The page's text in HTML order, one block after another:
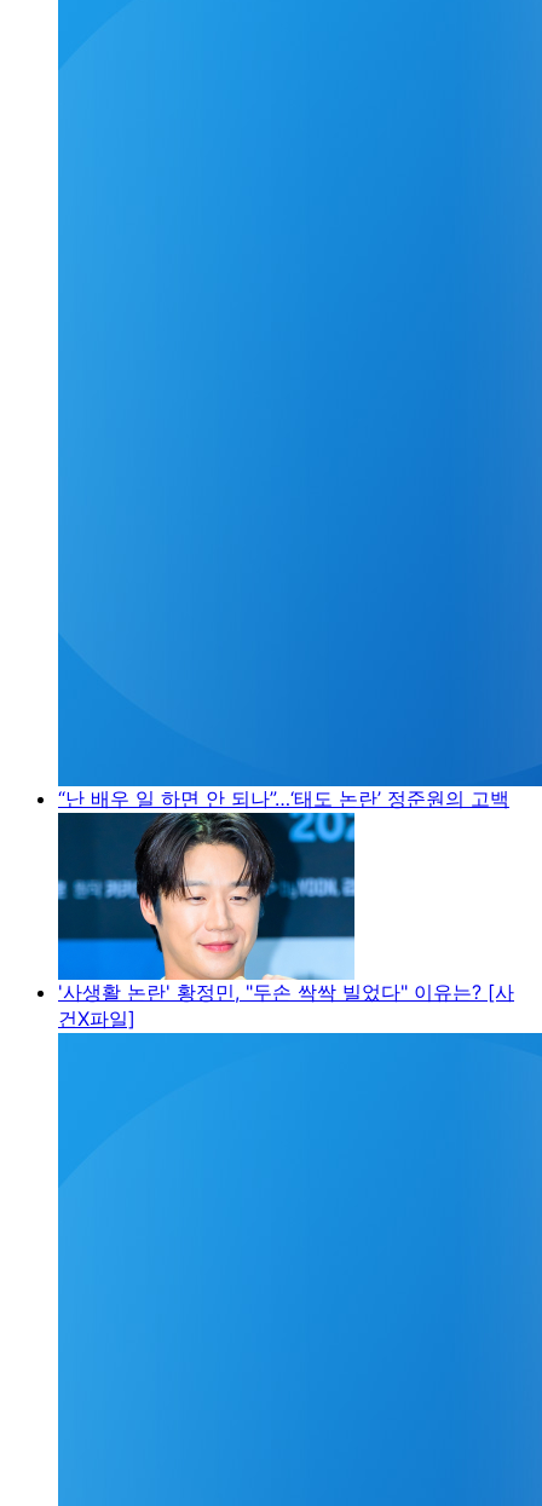
“난 배우 일 하면 안 되나”…‘태도 논란’ 정준원의 고백
'사생활 논란' 황정민, "두손 싹싹 빌었다" 이유는? [사
건X파일]